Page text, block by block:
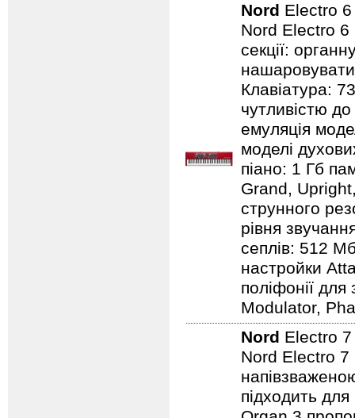
Nord Electro
Nord Electro 6
секції:
нашаровувати
Клавіатура:
чутливістю
емуляція
моделі
піано: 1 Гб
Grand,
струнного
рівня
сеплів: 512
настройки
поліфонії
Modulator,
Nord Electro
Nord Electro 7
підходить